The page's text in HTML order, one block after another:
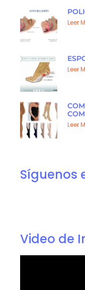
Leer
Leer
Leer
Síguenos
Video de